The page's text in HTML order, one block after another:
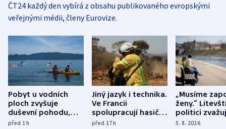
ČT24 každý den vybírá z obsahu publikovaného evropskými
veřejnými médii, členy Eurovize.
Pobyt u vodních
ploch zvyšuje
duševní pohodu,
ukázala
před 1h
Jiný jazyk i technika.
Ve Francii
spolupracují hasiči z
různých zemí
před 17h
„Musíme
ženy.“
politici
dohodu o
5. 8. 2026